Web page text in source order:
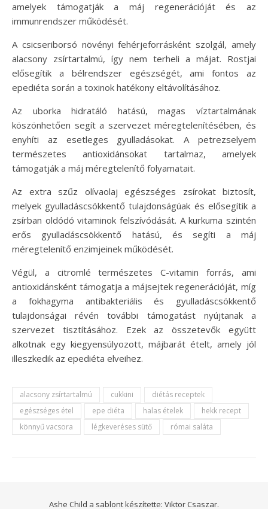
amelyek támogatják a máj regenerációját és az
immunrendszer működését.
A csicseriborsó növényi fehérjeforrásként szolgál, amely
alacsony zsírtartalmú, így nem terheli a májat. Rostjai
elősegítik a bélrendszer egészségét, ami fontos az
epediéta során a toxinok hatékony eltávolításához.
Az uborka hidratáló hatású, magas víztartalmának
köszönhetően segít a szervezet méregtelenítésében, és
enyhíti az esetleges gyulladásokat. A petrezselyem
természetes antioxidánsokat tartalmaz, amelyek
támogatják a máj méregtelenítő folyamatait.
Az extra szűz olívaolaj egészséges zsírokat biztosít,
melyek gyulladáscsökkentő tulajdonságúak és elősegítik a
zsírban oldódó vitaminok felszívódását. A kurkuma szintén
erős gyulladáscsökkentő hatású, és segíti a máj
méregtelenítő enzimjeinek működését.
Végül, a citromlé természetes C-vitamin forrás, ami
antioxidánsként támogatja a májsejtek regenerációját, míg
a fokhagyma antibakteriális és gyulladáscsökkentő
tulajdonságai révén további támogatást nyújtanak a
szervezet tisztításához. Ezek az összetevők együtt
alkotnak egy kiegyensúlyozott, májbarát ételt, amely jól
illeszkedik az epediéta elveihez.
alacsony zsírtartalmú cukkini
diétás receptek
egészséges étel
epe diéta halas ételek
hekk recept
könnyű vacsora
légkeveréses sütő római saláta
Ashe Child a sablont készítette: Viktor Csaszar.